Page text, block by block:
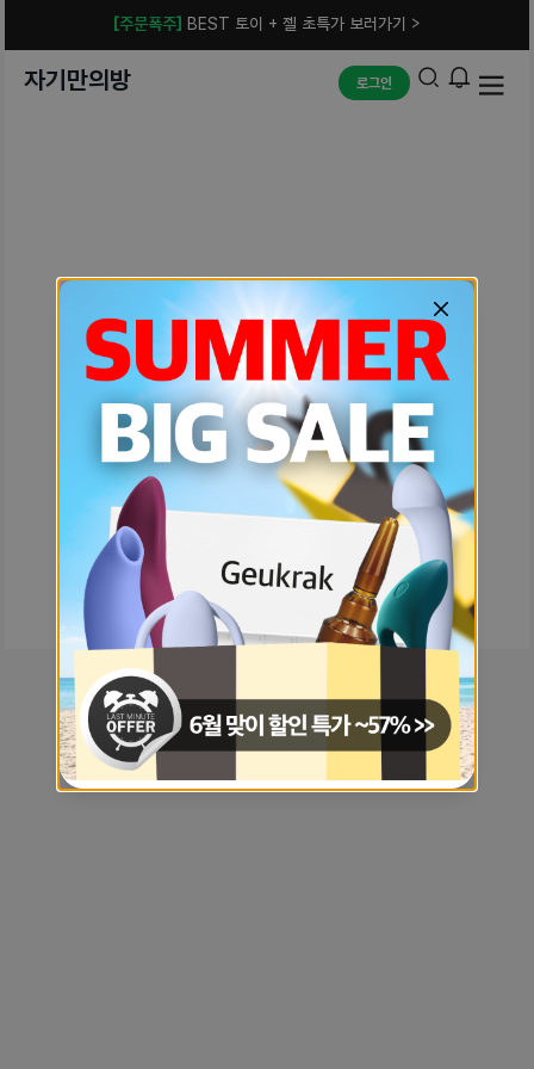
[주문폭주] BEST 토이 + 젤 초특가 보러가기 >
자기만의방 로그인
예상치 못한 에러입니다.